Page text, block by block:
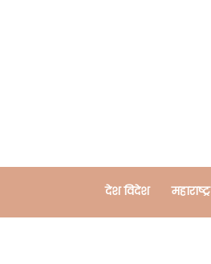
देश विदेश महाराष्ट्र